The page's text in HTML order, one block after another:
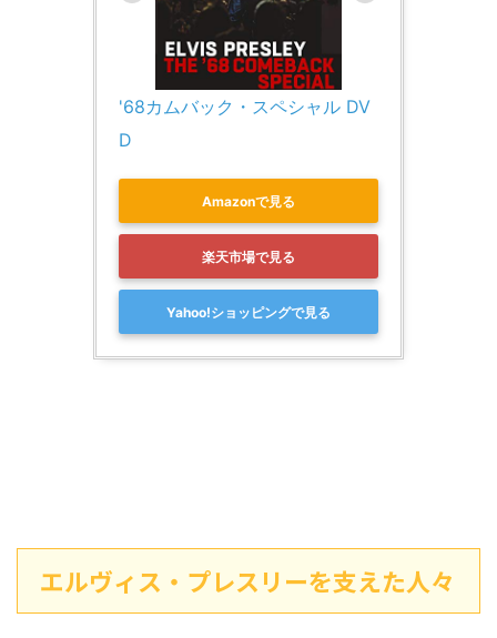
'68カムバック・スペシャル DV
D
Amazonで見る
楽天市場で見る
Yahoo!ショッピングで見る
エルヴィス・プレスリーを支えた人々